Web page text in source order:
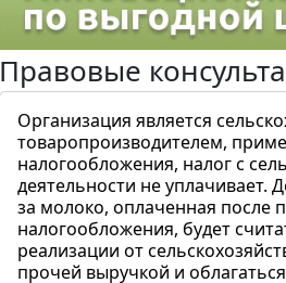
Правовые
Организация является
товаропроизводителем,
налогообложения, налог с
деятельности не уплачивает.
за молоко, оплаченная после
налогообложения, будет
реализации от
прочей выручкой и